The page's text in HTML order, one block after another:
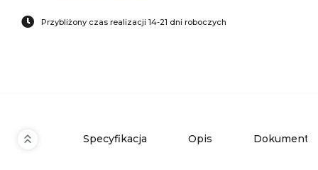
Przybliżony czas realizacji 14-21 dni roboczych
Specyfikacja Opis Dokumenty